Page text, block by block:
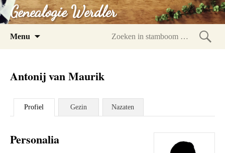
Genealogie Werdler
Menu
Antonij van Maurik
Profiel Gezin Nazaten
Personalia